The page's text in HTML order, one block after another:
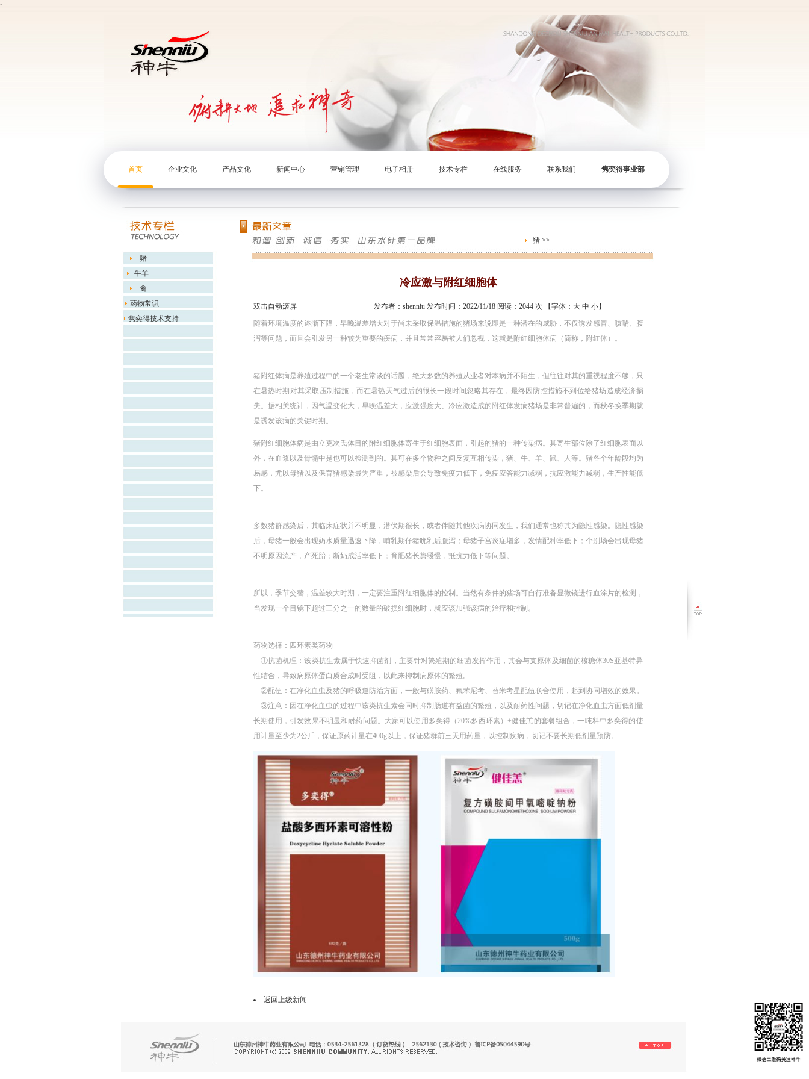
`
首页 企业文化 产品文化 新闻中心 营销管理 电子相册 技术专栏 在线服务 联系我们 隽奕得事业部
猪>>
猪
牛羊
禽
药物常识
隽奕得技术支持
冷应激与附红细胞体
双击自动滚屏 发布者：shenniu 发布时间：2022/11/18 阅读：2044 次 【字体： 大 中 小】
随着环境温度的逐渐下降，早晚温差增大对于尚未采取保温措施的猪场来说即是一种潜在的威胁，不仅诱发感冒、咳喘、腹
泻等问题，而且会引发另一种较为重要的疾病，并且常常容易被人们忽视，这就是附红细胞体病（简称，附红体）。
猪附红体病是养殖过程中的一个老生常谈的话题，绝大多数的养殖从业者对本病并不陌生，但往往对其的重视程度不够，只
在暑热时期对其采取压制措施，而在暑热天气过后的很长一段时间忽略其存在，最终因防控措施不到位给猪场造成经济损
失。据相关统计，因气温变化大，早晚温差大，应激强度大、冷应激造成的附红体发病猪场是非常普遍的，而秋冬换季期就
是诱发该病的关键时期。
猪附红细胞体病是由立克次氏体目的附红细胞体寄生于红细胞表面，引起的猪的一种传染病。其寄生部位除了红细胞表面以
外，在血浆以及骨髓中是也可以检测到的。其可在多个物种之间反复互相传染，猪、牛、羊、鼠、人等。猪各个年龄段均为
易感，尤以母猪以及保育猪感染最为严重，被感染后会导致免疫力低下，免疫应答能力减弱，抗应激能力减弱，生产性能低
下。
多数猪群感染后，其临床症状并不明显，潜伏期很长，或者伴随其他疾病协同发生，我们通常也称其为隐性感染。隐性感染
后，母猪一般会出现奶水质量迅速下降，哺乳期仔猪吮乳后腹泻；母猪子宫炎症增多，发情配种率低下；个别场会出现母猪
不明原因流产，产死胎；断奶成活率低下；育肥猪长势缓慢，抵抗力低下等问题。
所以，季节交替，温差较大时期，一定要注重附红细胞体的控制。当然有条件的猪场可自行准备显微镜进行血涂片的检测，
当发现一个目镜下超过三分之一的数量的破损红细胞时，就应该加强该病的治疗和控制。
药物选择：四环素类药物
①抗菌机理：该类抗生素属于快速抑菌剂，主要针对繁殖期的细菌发挥作用，其会与支原体及细菌的核糖体30S亚基特异
性结合，导致病原体蛋白质合成时受阻，以此来抑制病原体的繁殖。
②配伍：在净化血虫及猪的呼吸道防治方面，一般与磺胺药、氟苯尼考、替米考星配伍联合使用，起到协同增效的效果。
③注意：因在净化血虫的过程中该类抗生素会同时抑制肠道有益菌的繁殖，以及耐药性问题，切记在净化血虫方面低剂量
长期使用，引发效果不明显和耐药问题。大家可以使用多奕得（20%多西环素）+健佳恙的套餐组合，一吨料中多奕得的使
用计量至少为2公斤，保证原药计量在400g以上，保证猪群前三天用药量，以控制疾病，切记不要长期低剂量预防。
返回上级新闻